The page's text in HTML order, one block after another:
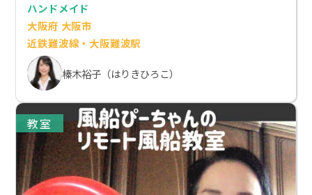
ハンドメイド
大阪府 大阪市
近鉄難波線・大阪難波駅
榛木裕子（はりきひろこ）
教室